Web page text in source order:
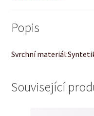
Popis
Svrchní
Související